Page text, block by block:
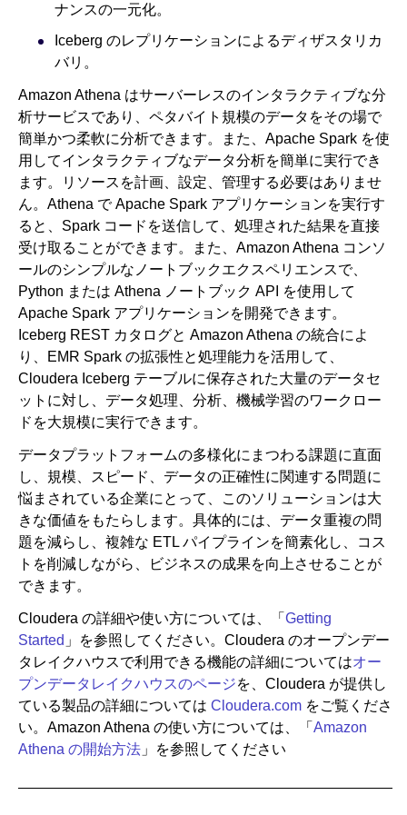
ナンスの一元化。
Iceberg のレプリケーションによるディザスタリカ
バリ。
Amazon Athena はサーバーレスのインタラクティブな分
析サービスであり、ペタバイト規模のデータをその場で
簡単かつ柔軟に分析できます。また、Apache Spark を使
用してインタラクティブなデータ分析を簡単に実行でき
ます。リソースを計画、設定、管理する必要はありませ
ん。Athena で Apache Spark アプリケーションを実行す
ると、Spark コードを送信して、処理された結果を直接
受け取ることができます。また、Amazon Athena コンソ
ールのシンプルなノートブックエクスペリエンスで、
Python または Athena ノートブック API を使用して
Apache Spark アプリケーションを開発できます。
Iceberg REST カタログと Amazon Athena の統合によ
り、EMR Spark の拡張性と処理能力を活用して、
Cloudera Iceberg テーブルに保存された大量のデータセ
ットに対し、データ処理、分析、機械学習のワークロー
ドを大規模に実行できます。
データプラットフォームの多様化にまつわる課題に直面
し、規模、スピード、データの正確性に関連する問題に
悩まされている企業にとって、このソリューションは大
きな価値をもたらします。具体的には、データ重複の問
題を減らし、複雑な ETL パイプラインを簡素化し、コス
トを削減しながら、ビジネスの成果を向上させることが
できます。
Cloudera の詳細や使い方については、「 Getting
Started 」を参照してください。Cloudera のオープンデー
タレイクハウスで利用できる機能の詳細についてはオー
プンデータレイクハウスのページを、Cloudera が提供し
ている製品の詳細については Cloudera.com をご覧くださ
い。Amazon Athena の使い方については、「 Amazon
Athena の開始方法 」を参照してください